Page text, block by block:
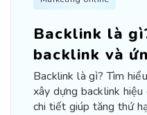
Backlink là
backlink và
SEO
Backlink là gì? Tìm
xây dựng backlink
chi tiết giúp tăng thứ